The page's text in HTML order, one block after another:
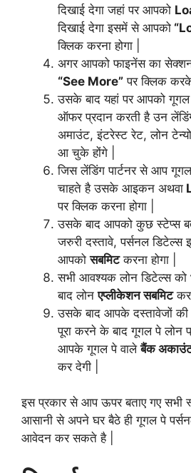
दिखाई देगा जहां पर आपको
दिखाई देगा इसमें से आपको
क्लिक करना होगा |
अगर आपको फाइनेंस का सेक्शन
“See More” पर क्लिक
उसके बाद यहां पर आपको गूगल
ऑफर प्रदान करती है उन
अमाउंट, इंटरेस्ट रेट, लोन
आ चुके होंगे |
जिस लेंडिंग पार्टनर से आप
चाहते है उसके आइकन अथवा
पर क्लिक करना होगा |
उसके बाद आपको कुछ स्टेप्स
जरुरी दस्तावे, पर्सनल डिटेल्स
आपकोसबमिटकरना होगा |
सभी आवश्यक लोन डिटेल्स
बाद लोनएप्लीकेशन सबमिटकर
उसके बाद आपके दस्तावेजों की
पूरा करने के बाद गूगल पे लोन
आपके गूगल पे वालेबैंक
कर देगी |
इस प्रकार से आप ऊपर बताए गए सभी
आसानी से अपने घर बैठे ही गूगल पे
आवेदन कर सकते है |